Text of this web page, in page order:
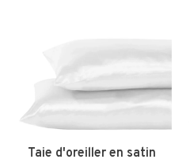
Taie d'oreiller en satin